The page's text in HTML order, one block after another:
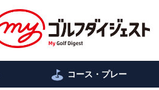
コース・プレー